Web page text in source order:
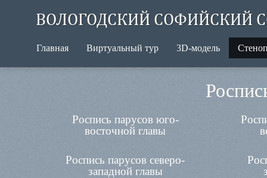
ВОЛОГОДСКИЙ СОФИЙСКИЙ
Главная Виртуальный тур 3D-модель
Роспись парусов юго-
восточной главы
Роспись парусов северо-
западной главы